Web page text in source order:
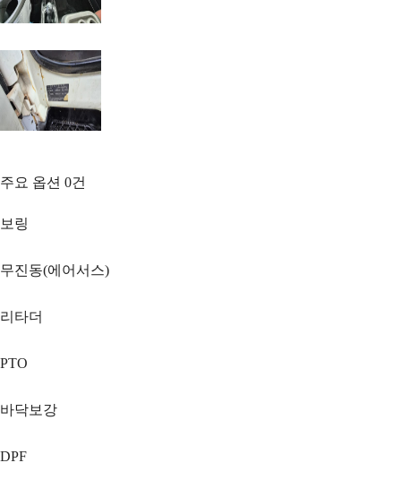
주요 옵션 0건
보링
무진동(에어서스)
리타더
PTO
바닥보강
DPF